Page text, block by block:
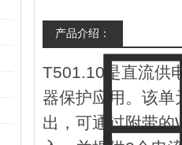
产品介绍：
T501.10是直流供
器保护应用。该
出，可通过附带